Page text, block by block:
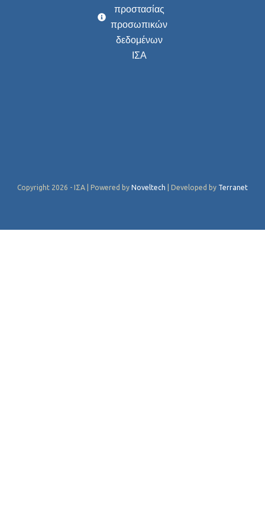
προστασίας
προσωπικών
δεδομένων
ΙΣΑ
Copyright 2026 - ΙΣΑ | Powered by Noveltech | Developed by Terranet